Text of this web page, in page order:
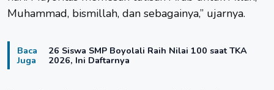
Muhammad, bismillah, dan sebagainya,” ujarnya.
Baca
Juga
26 Siswa SMP Boyolali Raih Nilai 100 saat TKA
2026, Ini Daftarnya